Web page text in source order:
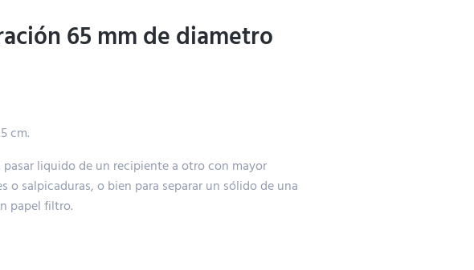
65 mm de diametro
cm.
liquido de un recipiente a otro con mayor
o salpicaduras, o bien para separar un sólido de una
papel filtro.